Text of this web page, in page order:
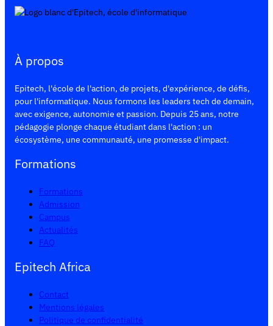
À propos
Epitech, l'école de l'action, de projets, d'expérience, de défis,
pour l'informatique. Nous formons les leaders tech de demain,
avec exigence, autonomie et passion. Depuis 25 ans, notre
pédagogie plonge chaque étudiant dans l'action : un
écosystème, une communauté, une promesse d'impact.
Formations
Formations
Admission
Campus
Actualités
FAQ
Epitech Africa
Contact
Mentions légales
Politique de confidentialité